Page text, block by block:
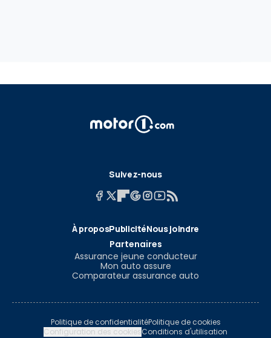
Suivez-nous
À proposPublicitéNous joindre
Partenaires
Assurance jeune conducteur
Mon auto assure
Comparateur assurance auto
Politique de confidentialitéPolitique de cookies
Configuration des cookiesConditions d'utilisation